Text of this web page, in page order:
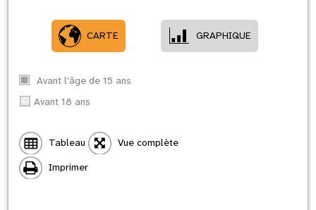
CARTE GRAPHIQUE
Avant l'âge de 15 ans
Avant 18 ans
Tableau
Vue complète
Imprimer